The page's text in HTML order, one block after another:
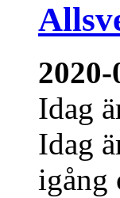
Idag
Idag
igång